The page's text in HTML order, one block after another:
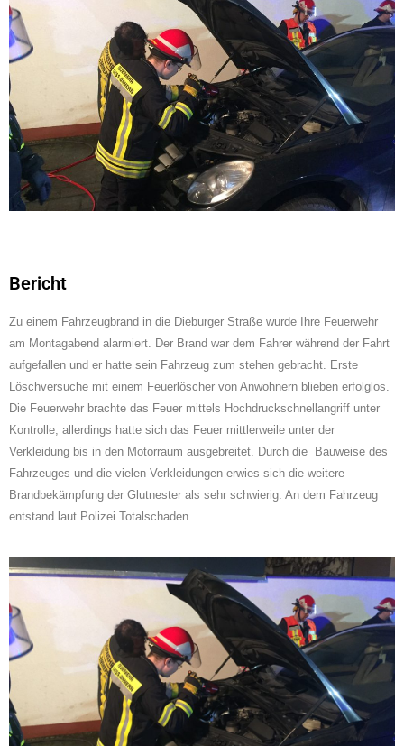
Bericht
Zu einem Fahrzeugbrand in die Dieburger Straße wurde Ihre Feuerwehr
am Montagabend alarmiert. Der Brand war dem Fahrer während der Fahrt
aufgefallen und er hatte sein Fahrzeug zum stehen gebracht. Erste
Löschversuche mit einem Feuerlöscher von Anwohnern blieben erfolglos.
Die Feuerwehr brachte das Feuer mittels Hochdruckschnellangriff unter
Kontrolle, allerdings hatte sich das Feuer mittlerweile unter der
Verkleidung bis in den Motorraum ausgebreitet. Durch die Bauweise des
Fahrzeuges und die vielen Verkleidungen erwies sich die weitere
Brandbekämpfung der Glutnester als sehr schwierig. An dem Fahrzeug
entstand laut Polizei Totalschaden.